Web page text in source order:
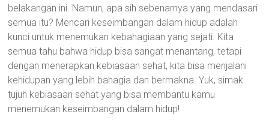
belakangan ini. Namun, apa sih sebenarnya yang mendasari
semua itu? Mencari keseimbangan dalam hidup adalah
kunci untuk menemukan kebahagiaan yang sejati. Kita
semua tahu bahwa hidup bisa sangat menantang, tetapi
dengan menerapkan kebiasaan sehat, kita bisa menjalani
kehidupan yang lebih bahagia dan bermakna. Yuk, simak
tujuh kebiasaan sehat yang bisa membantu kamu
menemukan keseimbangan dalam hidup!